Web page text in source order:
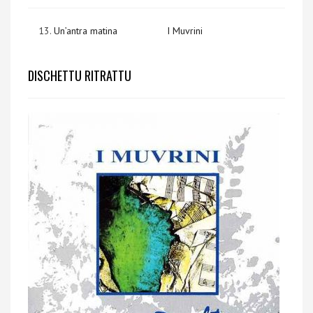
13. Un’antra matina I Muvrini
DISCHETTU RITRATTU